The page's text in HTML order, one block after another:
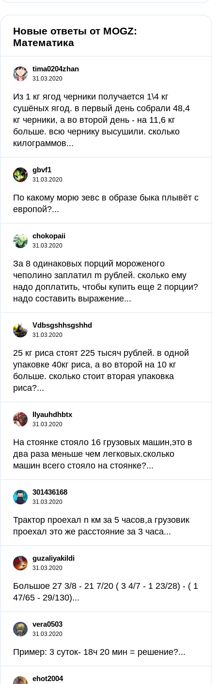
Новые ответы от MOGZ:
Математика
tima0204zhan
31.03.2020
Из 1 кг ягод черники получается 1\4 кг
сушёных ягод. в первый день собрали 48,4
кг черники, а во второй день - на 11,6 кг
больше. всю чернику высушили. сколько
килограммов...
gbvf1
31.03.2020
По какому морю зевс в образе быка плывёт с
европой?...
chokopaii
31.03.2020
За 8 одинаковых порций мороженого
чеполино заплатил m рублей. сколько ему
надо доплатить, чтобы купить еще 2 порции?
надо составить выражение...
Vdbsgshhsgshhd
31.03.2020
25 кг риса стоят 225 тысяч рублей. в одной
упаковке 40кг риса, а во второй на 10 кг
больше. сколько стоит вторая упаковка
риса?...
Ilyauhdhbtx
31.03.2020
На стоянке стояло 16 грузовых машин,это в
два раза меньше чем легковых.сколько
машин всего стояло на стоянке?...
301436168
31.03.2020
Трактор проехал n км за 5 часов,а грузовик
проехал это же расстояние за 3 часа...
guzaliyakildi
31.03.2020
Большое 27 3/8 - 21 7/20 ( 3 4/7 - 1 23/28) - ( 1
47/65 - 29/130)...
vera0503
31.03.2020
Пример: 3 суток- 18ч 20 мин = решение?...
ehot2004